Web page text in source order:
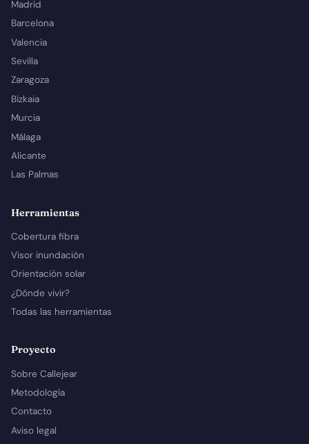
Madrid
Barcelona
Valencia
Sevilla
Zaragoza
Bizkaia
Murcia
Málaga
Alicante
Las Palmas
Herramientas
Cobertura fibra
Visor inundación
Orientación solar
¿Dónde vivir?
Todas las herramientas
Proyecto
Sobre Callejear
Metodología
Contacto
Aviso legal